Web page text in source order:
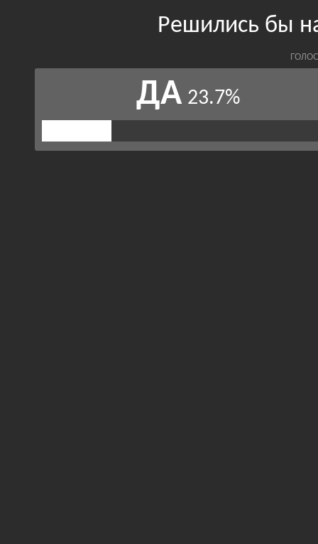
Решились бы
ДА 23.7%